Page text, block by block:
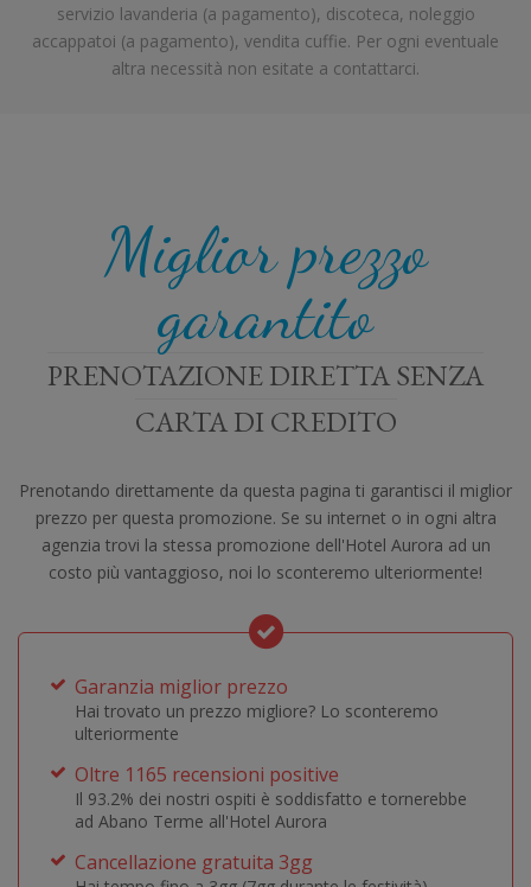
servizio lavanderia (a pagamento), discoteca, noleggio
accappatoi (a pagamento), vendita cuffie. Per ogni eventuale
altra necessità non esitate a contattarci.
Miglior prezzo
garantito
PRENOTAZIONE DIRETTA SENZA
CARTA DI CREDITO
Prenotando direttamente da questa pagina ti garantisci il miglior
prezzo per questa promozione. Se su internet o in ogni altra
agenzia trovi la stessa promozione dell'Hotel Aurora ad un
costo più vantaggioso, noi lo sconteremo ulteriormente!
Garanzia miglior prezzo
Hai trovato un prezzo migliore? Lo sconteremo
ulteriormente
Oltre 1165 recensioni positive
Il 93.2% dei nostri ospiti è soddisfatto e tornerebbe
ad Abano Terme all'Hotel Aurora
Cancellazione gratuita 3gg